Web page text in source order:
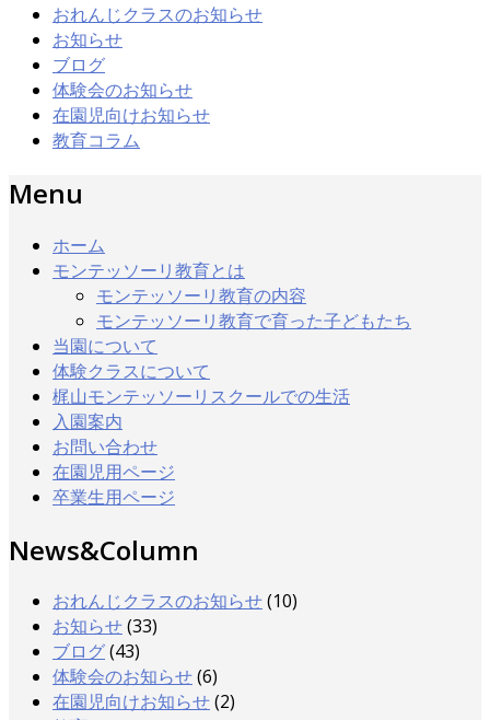
おれんじクラスのお知らせ
お知らせ
ブログ
体験会のお知らせ
在園児向けお知らせ
教育コラム
Menu
ホーム
モンテッソーリ教育とは
モンテッソーリ教育の内容
モンテッソーリ教育で育った子どもたち
当園について
体験クラスについて
梶山モンテッソーリスクールでの生活
入園案内
お問い合わせ
在園児用ページ
卒業生用ページ
News&Column
おれんじクラスのお知らせ(10)
お知らせ(33)
ブログ(43)
体験会のお知らせ(6)
在園児向けお知らせ(2)